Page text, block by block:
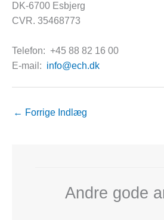
DK-6700 Esbjerg
CVR. 35468773
Telefon: +45 88 82 16 00
E-mail: info@ech.dk
← Forrige Indlæg
Andre gode